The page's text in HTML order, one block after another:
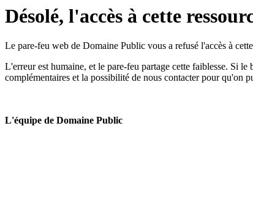
Désolé, l'accès à cette
Le pare-feu web de Domaine Public vous a refusé l'accès à
L'erreur est humaine, et le pare-feu partage cette faiblesse. Si
complémentaires et la possibilité de nous contacter pour qu'on
L'équipe de Domaine Public